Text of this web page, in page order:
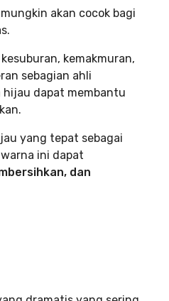
akan cocok bagi
kemakmuran,
sebagian ahli
hijau dapat membantu
yang tepat sebagai
ini dapat
dan